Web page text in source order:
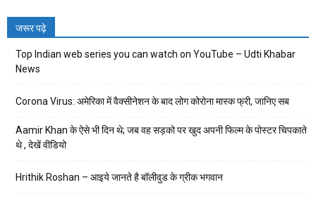
जरूर पढ़े
Top Indian web series you can watch on YouTube – Udti Khabar
News
Corona Virus: अमेरिका में वैक्सीनेशन के बाद लोग कोरोना मास्क फ्री, जानिए सब
Aamir Khan के ऐसे भी दिन थे; जब वह सड़को पर खुद अपनी फिल्म के पोस्टर चिपकाते
थे , देखें वीडियो
Hrithik Roshan – आइये जानते है बॉलीवुड के ग्रीक भगवान